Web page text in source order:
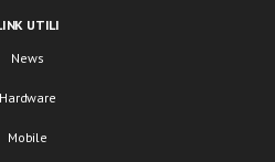
UTILI
News
Hardware
Mobile